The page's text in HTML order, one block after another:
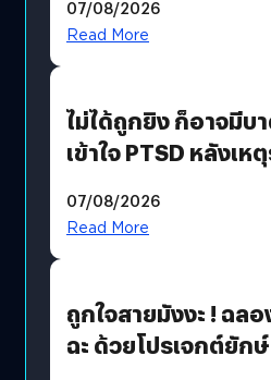
07/08/2026
Read More
ไม่ได้ถูกยิง ก็อาจมีบ
เข้าใจ PTSD หลังเห
07/08/2026
Read More
ถูกใจสายมังงะ ! ฉล
ฉะ ด้วยโปรเจกต์ยัก